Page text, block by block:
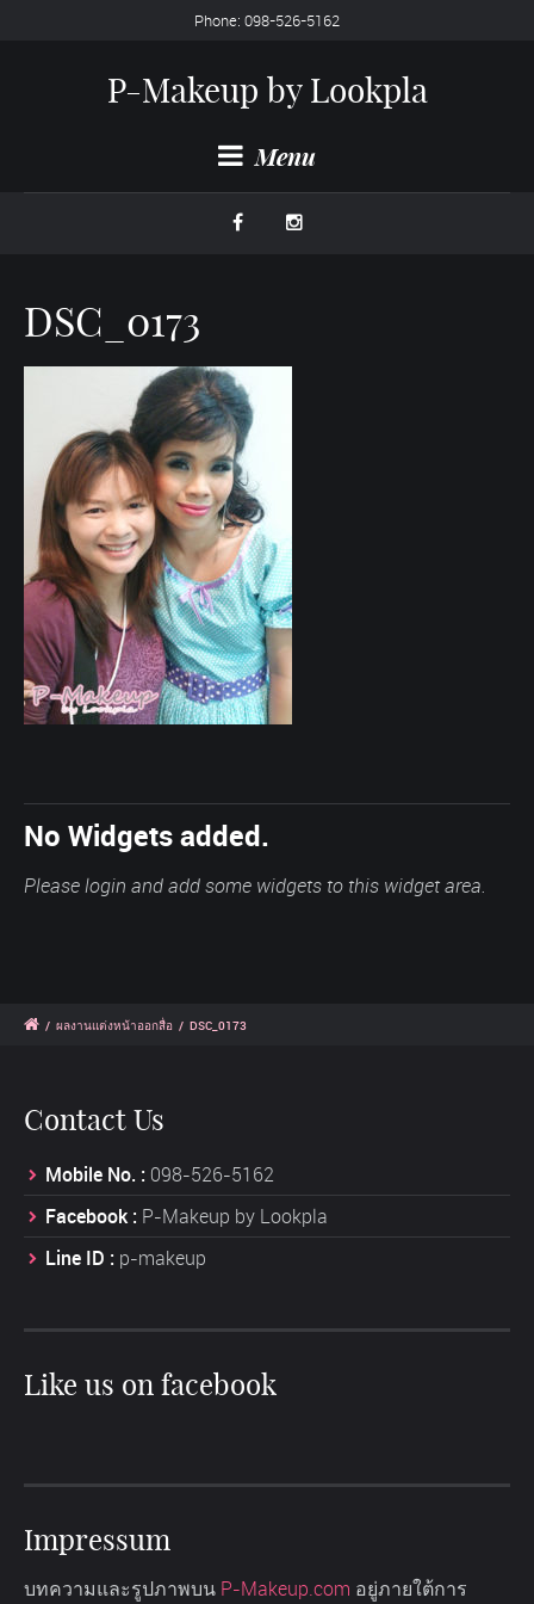
Phone: 098-526-5162
P-Makeup by Lookpla
Menu
DSC_0173
No Widgets added.
Please login and add some widgets to this widget area.
/ ผลงานแต่งหน้าออกสื่อ / DSC_0173
Contact Us
Mobile No. : 098-526-5162
Facebook : P-Makeup by Lookpla
Line ID : p-makeup
Like us on facebook
Impressum
บทความและรูปภาพบน P-Makeup.com อยู่ภายใต้การ